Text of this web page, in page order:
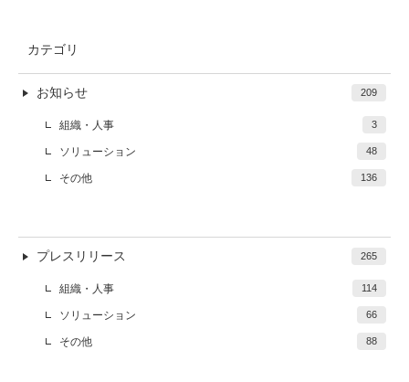
カテゴリ
お知らせ 209
組織・人事 3
ソリューション 48
その他 136
プレスリリース 265
組織・人事 114
ソリューション 66
その他 88